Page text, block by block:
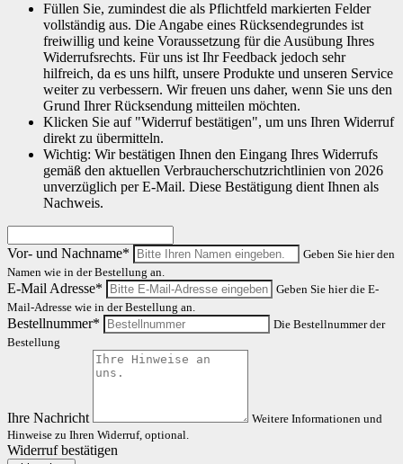
Füllen Sie, zumindest die als Pflichtfeld markierten Felder
vollständig aus. Die Angabe eines Rücksendegrundes ist
freiwillig und keine Voraussetzung für die Ausübung Ihres
Widerrufsrechts. Für uns ist Ihr Feedback jedoch sehr
hilfreich, da es uns hilft, unsere Produkte und unseren Service
weiter zu verbessern. Wir freuen uns daher, wenn Sie uns den
Grund Ihrer Rücksendung mitteilen möchten.
Klicken Sie auf "Widerruf bestätigen", um uns Ihren Widerruf
direkt zu übermitteln.
Wichtig: Wir bestätigen Ihnen den Eingang Ihres Widerrufs
gemäß den aktuellen Verbraucherschutzrichtlinien von 2026
unverzüglich per E-Mail. Diese Bestätigung dient Ihnen als
Nachweis.
Vor- und Nachname*
Geben Sie hier den
Namen wie in der Bestellung an.
E-Mail Adresse*
Geben Sie hier die E-
Mail-Adresse wie in der Bestellung an.
Bestellnummer*
Die Bestellnummer der
Bestellung
Ihre Nachricht
Weitere Informationen und
Hinweise zu Ihren Widerruf, optional.
Widerruf bestätigen